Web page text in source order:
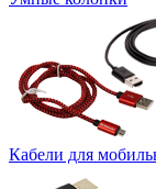
Кабели для